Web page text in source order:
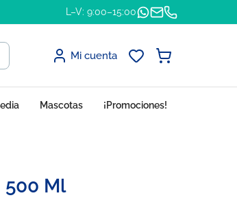
L–V: 9:00–15:00
Mi cuenta
Mascotas ¡Promociones!
500 Ml